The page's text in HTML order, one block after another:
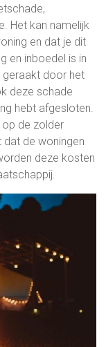
Het kan namelijk
en dat je dit
en inboedel is in
geraakt door het
deze schade
hebt afgesloten.
de zolder
dat de woningen
deze kosten